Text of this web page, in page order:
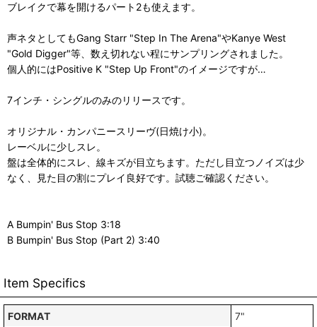
ブレイクで幕を開けるパート2も使えます。
声ネタとしてもGang Starr "Step In The Arena"やKanye West
"Gold Digger"等、数え切れない程にサンプリングされました。
個人的にはPositive K "Step Up Front"のイメージですが…
7インチ・シングルのみのリリースです。
オリジナル・カンパニースリーヴ(日焼け小)。
レーベルに少しスレ。
盤は全体的にスレ、線キズが目立ちます。ただし目立つノイズは少
なく、見た目の割にプレイ良好です。試聴ご確認ください。
A Bumpin' Bus Stop 3:18
B Bumpin' Bus Stop (Part 2) 3:40
Item Specifics
FORMAT
7"